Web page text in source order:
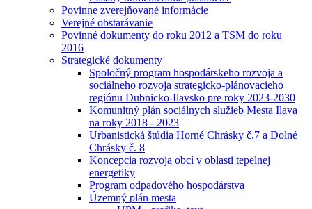
Povinne zverejňované informácie
Verejné obstarávanie
Povinné dokumenty do roku 2012 a TSM do roku
2016
Strategické dokumenty
Spoločný program hospodárskeho rozvoja a
sociálneho rozvoja strategicko-plánovacieho
regiónu Dubnicko-Ilavsko pre roky 2023-2030
Komunitný plán sociálnych služieb Mesta Ilava
na roky 2018 - 2023
Urbanistická štúdia Horné Chrásky č.7 a Dolné
Chrásky č. 8
Koncepcia rozvoja obcí v oblasti tepelnej
energetiky
Program odpadového hospodárstva
Územný plán mesta